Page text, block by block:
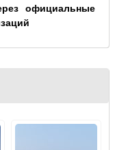
официальные